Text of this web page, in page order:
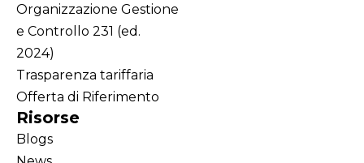
Organizzazione Gestione
e Controllo 231 (ed.
2024)
Trasparenza tariffaria
Offerta di Riferimento
Risorse
Blogs